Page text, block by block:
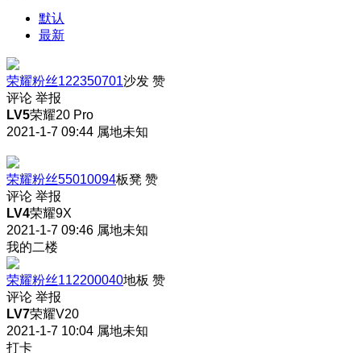
默认
最新
荣耀粉丝122350701沙发 赞
评论 举报
LV5荣耀20 Pro
2021-1-7 09:44 属地未知
荣耀粉丝55010094板凳 赞
评论 举报
LV4荣耀9X
2021-1-7 09:46 属地未知
我的二楼
荣耀粉丝112200040地板 赞
评论 举报
LV7荣耀V20
2021-1-7 10:04 属地未知
打卡